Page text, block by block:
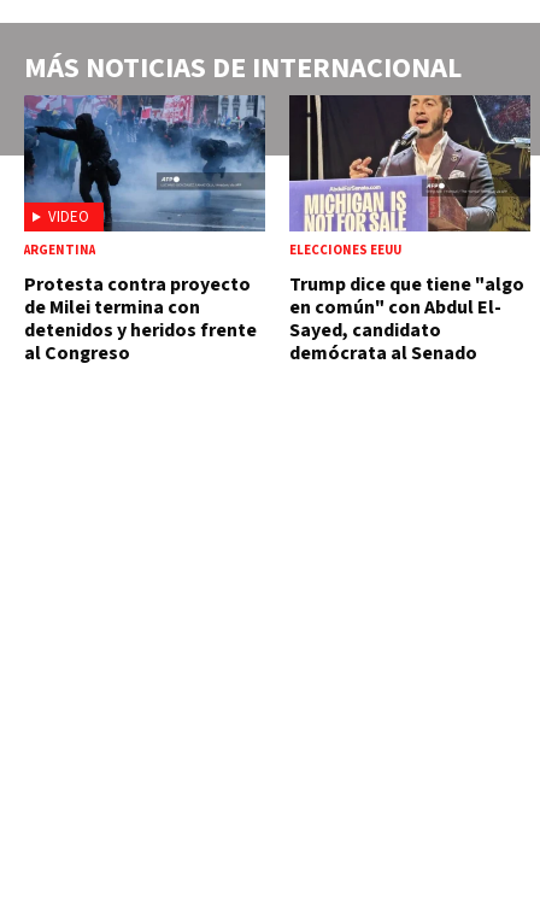
MÁS NOTICIAS DE INTERNACIONAL
VIDEO
ARGENTINA
Protesta contra proyecto
de Milei termina con
detenidos y heridos frente
al Congreso
ELECCIONES EEUU
Trump dice que tiene "algo
en común" con Abdul El-
Sayed, candidato
demócrata al Senado